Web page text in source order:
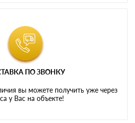
ПО ЗВОНКУ
вы можете получить уже через
у Вас на объекте!